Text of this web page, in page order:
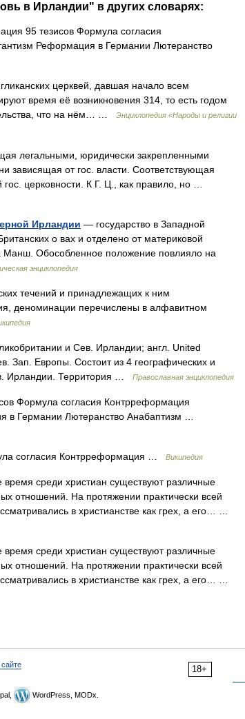
в Ирландии" в других словарях:
95 тезисов Формула согласия
Реформация в Германии Лютеранство
церквей, давшая начало всем
время её возникновения 314, то есть годом
что на нём… …
Энциклопедия «Народы и религии
легальными, юридически закрепленными
зависящая от гос. власти. Соответствующая
церковности. К Г. Ц., как правило, но …
Ирландии — государство в Западной
о вах и отделено от материковой
Обособленное положение повлияло на
энциклопедия
течений и принадлежащих к ним
деноминации перечислены в алфавитном
и Сев. Ирландии; англ. United
Зап. Европы. Состоит из 4 географических и
Ирландии. Территория …
Православная энциклопедия
Формула согласия Контрреформация
в Германии Лютеранство Анабаптизм …
согласия Контрреформация … Википедия
среди христиан существуют различные
отношений. На протяжении практически всей
в христианстве как грех, а его… …
среди христиан существуют различные
отношений. На протяжении практически всей
в христианстве как грех, а его… …
18+
WordPress, MODx.